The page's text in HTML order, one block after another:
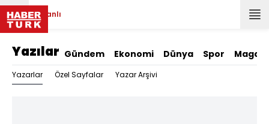
Canlı
Yazılar Gündem Ekonomi Dünya Spor
Yazarlar Özel Sayfalar Yazar Arşivi